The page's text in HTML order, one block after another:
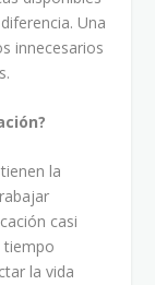
Una
innecesarios
la
casi
tiempo
la vida